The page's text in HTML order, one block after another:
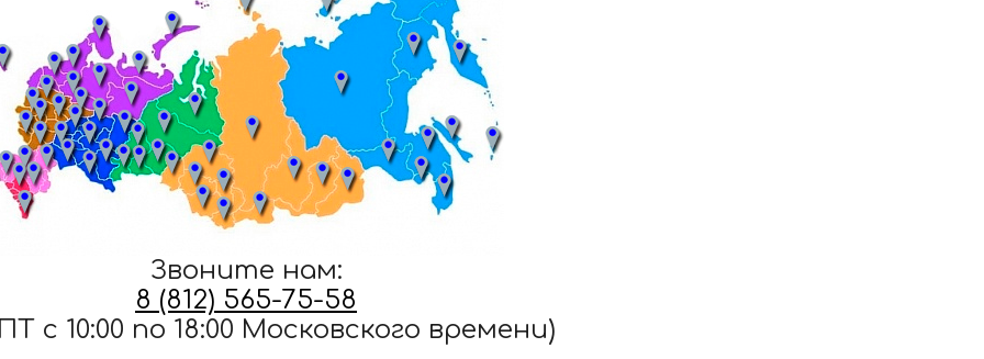
Звоните нам:
8 (812) 565-75-58
c 10:00 по 18:00 Московского времени)